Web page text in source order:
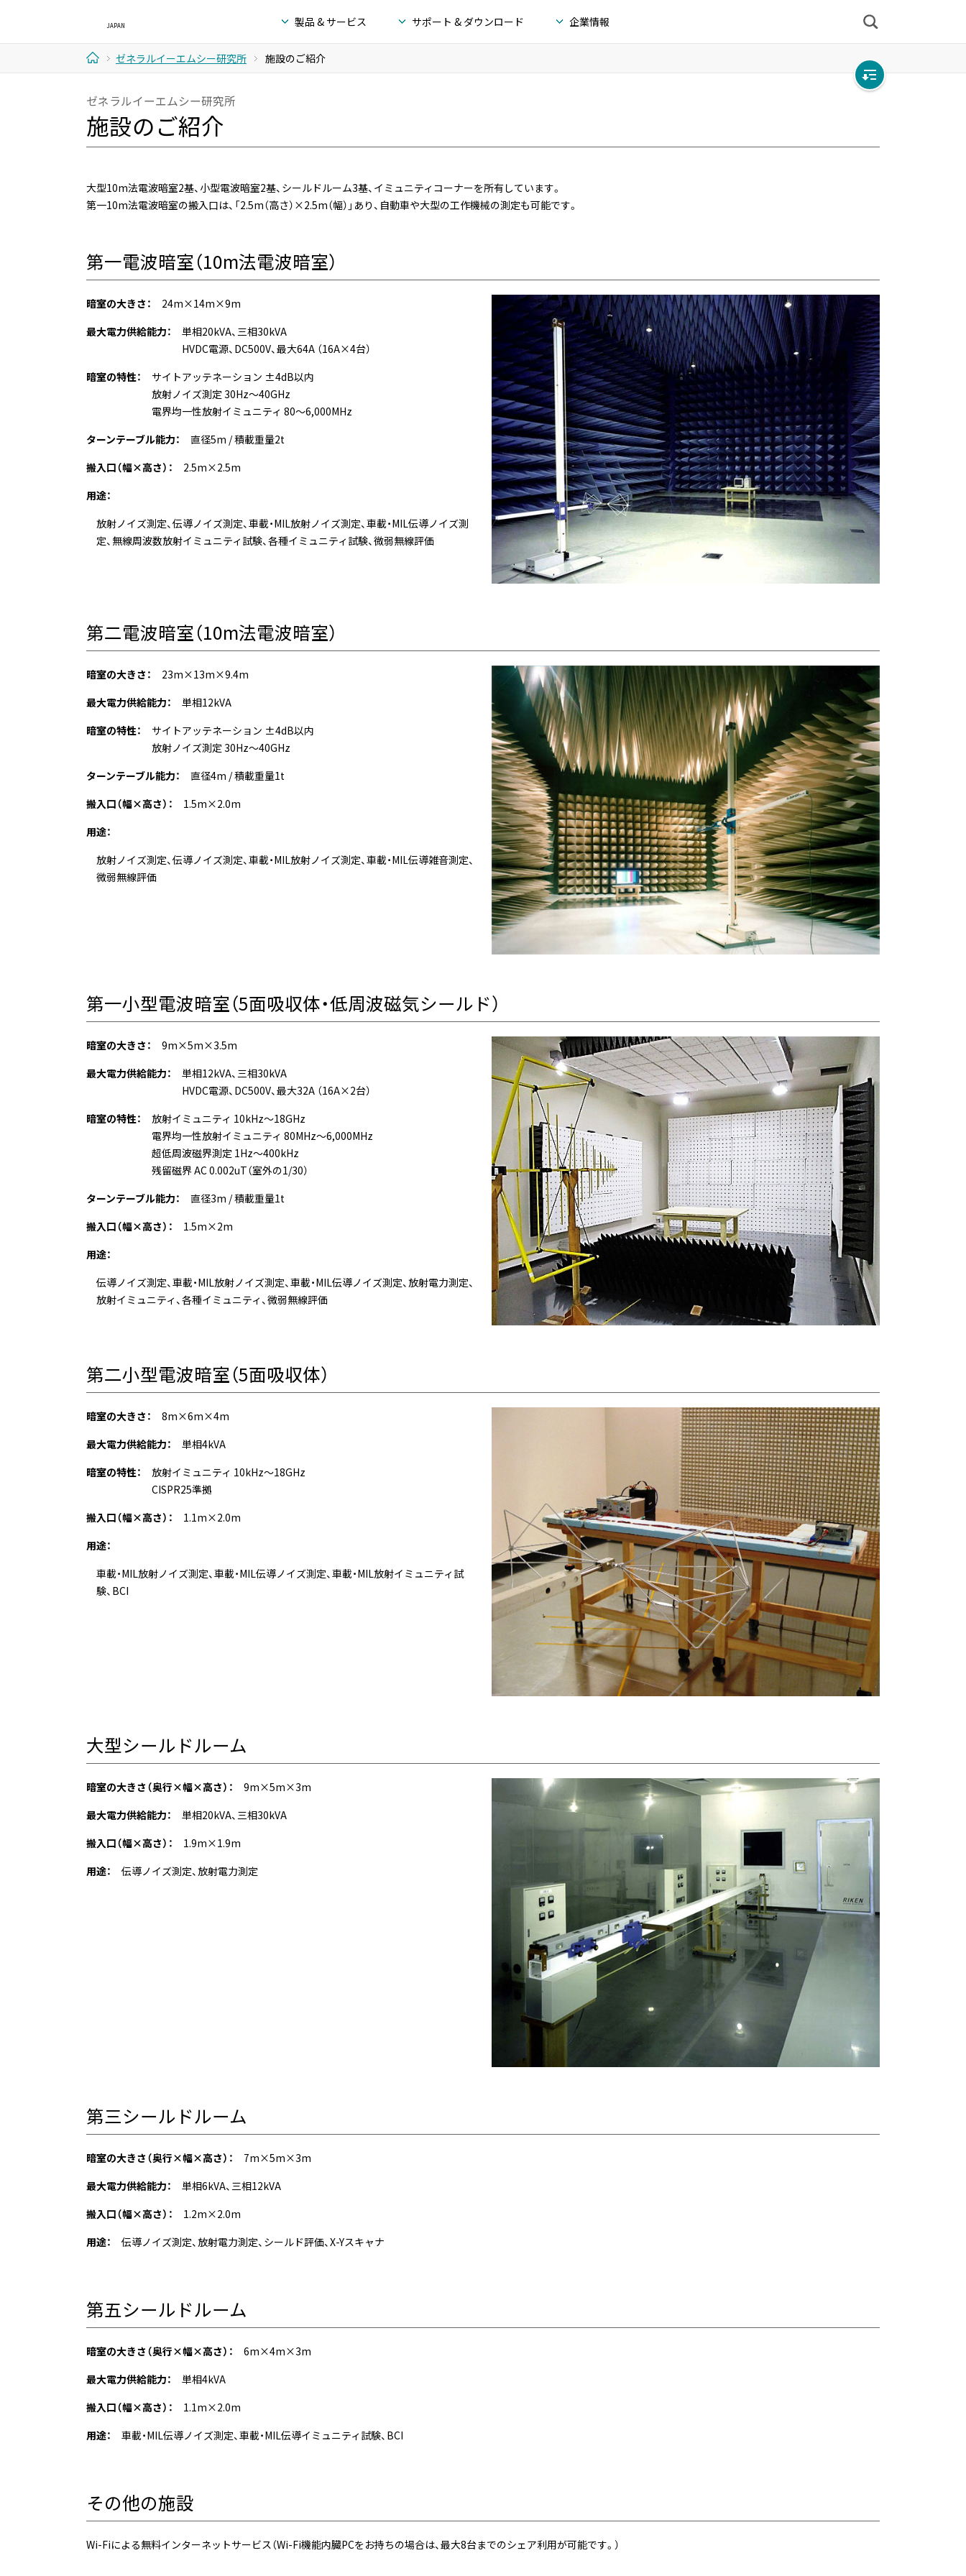
製品 & サービス サポート & ダウンロード
企業情報
ー
ム
ゼネラルイーエムシー研究所 施設のご紹介
ゼネラルイーエムシー研究所
施設のご紹介
大型10m法電波暗室2基、小型電波暗室2基、シールドルーム3基、イミュニティコーナーを所有しています。
第一10m法電波暗室の搬入口は、「2.5m（高さ）×2.5m（幅）」あり、自動車や大型の工作機械の測定も可能です。
第一電波暗室（10m法電波暗室）
暗室の大きさ：
24m×14m×9m
最大電力供給能力：
単相20kVA、三相30kVA
HVDC電源、DC500V、最大64A （16A×4台）
暗室の特性：
サイトアッテネーション ±4dB以内
放射ノイズ測定 30Hz～40GHz
電界均一性放射イミュニティ 80～6,000MHz
ターンテーブル能力：
直径5m / 積載重量2t
搬入口（幅×高さ）：
2.5m×2.5m
用途：
放射ノイズ測定、伝導ノイズ測定、車載・MIL放射ノイズ測定、車載・MIL伝導ノイズ測
定、無線周波数放射イミュニティ試験、各種イミュニティ試験、微弱無線評価
第二電波暗室（10m法電波暗室）
暗室の大きさ：
23m×13m×9.4m
最大電力供給能力：
単相12kVA
暗室の特性：
サイトアッテネーション ±4dB以内
放射ノイズ測定 30Hz～40GHz
ターンテーブル能力：
直径4m / 積載重量1t
搬入口（幅×高さ）：
1.5m×2.0m
用途：
放射ノイズ測定、伝導ノイズ測定、車載・MIL放射ノイズ測定、車載・MIL伝導雑音測定、
微弱無線評価
第一小型電波暗室（5面吸収体・低周波磁気シールド）
暗室の大きさ：
9m×5m×3.5m
最大電力供給能力：
単相12kVA、三相30kVA
HVDC電源、DC500V、最大32A （16A×2台）
暗室の特性：
放射イミュニティ 10kHz～18GHz
電界均一性放射イミュニティ 80MHz～6,000MHz
超低周波磁界測定 1Hz～400kHz
残留磁界 AC 0.002uT（室外の1/30）
ターンテーブル能力：
直径3m / 積載重量1t
搬入口（幅×高さ）：
1.5m×2m
用途：
伝導ノイズ測定、車載・MIL放射ノイズ測定、車載・MIL伝導ノイズ測定、放射電力測定、
放射イミュニティ、各種イミュニティ、微弱無線評価
第二小型電波暗室（5面吸収体）
暗室の大きさ：
8m×6m×4m
最大電力供給能力：
単相4kVA
暗室の特性：
放射イミュニティ 10kHz～18GHz
CISPR25準拠
搬入口（幅×高さ）：
1.1m×2.0m
用途：
車載・MIL放射ノイズ測定、車載・MIL伝導ノイズ測定、車載・MIL放射イミュニティ試
験、BCI
大型シールドルーム
暗室の大きさ（奥行×幅×高さ）：
9m×5m×3m
最大電力供給能力：
単相20kVA、三相30kVA
搬入口（幅×高さ）：
1.9m×1.9m
用途：
伝導ノイズ測定、放射電力測定
第三シールドルーム
暗室の大きさ（奥行×幅×高さ）：
7m×5m×3m
最大電力供給能力：
単相6kVA、三相12kVA
搬入口（幅×高さ）：
1.2m×2.0m
用途：
伝導ノイズ測定、放射電力測定、シールド評価、X-Yスキャナ
第五シールドルーム
暗室の大きさ（奥行×幅×高さ）：
6m×4m×3m
最大電力供給能力：
単相4kVA
搬入口（幅×高さ）：
1.1m×2.0m
用途：
車載・MIL伝導ノイズ測定、車載・MIL伝導イミュニティ試験、BCI
その他の施設
Wi-Fiによる無料インターネットサービス（Wi-Fi機能内臓PCをお持ちの場合は、最大8台までのシェア利用が可能です。）